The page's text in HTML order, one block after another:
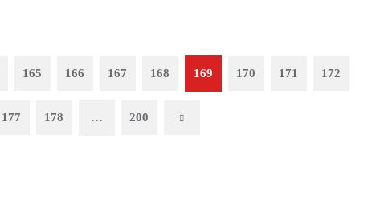
165 166 167 168 169 170 171 172
177 178 … 200